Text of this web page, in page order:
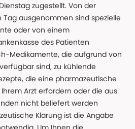
zugestellt. Von der
ausgenommen sind spezielle
oder von einem
des Patienten
Medikamente, die aufgrund von
sind, zu kühlende
die eine pharmazeutische
Arzt erfordern oder die aus
nicht beliefert werden
Klärung ist die Angabe